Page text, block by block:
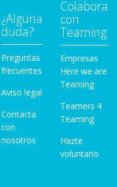
¿Alguna
duda?
Preguntas
frecuentes
Aviso legal
Contacta
con
nosotros
Colabora
con
Teaming
Empresas
Here we are
Teaming
Teamers 4
Teaming
Hazte
voluntario